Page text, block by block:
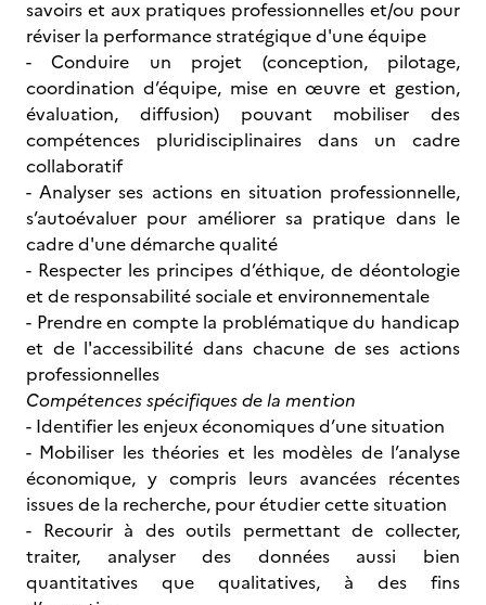
savoirs et aux pratiques professionnelles et/ou pour
réviser la performance stratégique d'une équipe
- Conduire un projet (conception, pilotage,
coordination d’équipe, mise en œuvre et gestion,
évaluation, diffusion) pouvant mobiliser des
compétences pluridisciplinaires dans un cadre
collaboratif
- Analyser ses actions en situation professionnelle,
s’autoévaluer pour améliorer sa pratique dans le
cadre d'une démarche qualité
- Respecter les principes d’éthique, de déontologie
et de responsabilité sociale et environnementale
- Prendre en compte la problématique du handicap
et de l'accessibilité dans chacune de ses actions
professionnelles
Compétences spécifiques de la mention
- Identifier les enjeux économiques d’une situation
- Mobiliser les théories et les modèles de l’analyse
économique, y compris leurs avancées récentes
issues de la recherche, pour étudier cette situation
- Recourir à des outils permettant de collecter,
traiter, analyser des données aussi bien
quantitatives que qualitatives, à des fins